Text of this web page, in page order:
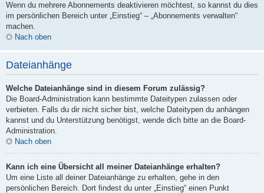
Wenn du mehrere Abonnements deaktivieren möchtest, so kannst du dies
im persönlichen Bereich unter „Einstieg“ – „Abonnements verwalten“
machen.
Nach oben
Dateianhänge
Welche Dateianhänge sind in diesem Forum zulässig?
Die Board-Administration kann bestimmte Dateitypen zulassen oder
verbieten. Falls du dir nicht sicher bist, welche Dateitypen du anhängen
kannst und du Unterstützung benötigst, wende dich bitte an die Board-
Administration.
Nach oben
Kann ich eine Übersicht all meiner Dateianhänge erhalten?
Um eine Liste all deiner Dateianhänge zu erhalten, gehe in den
persönlichen Bereich. Dort findest du unter „Einstieg“ einen Punkt